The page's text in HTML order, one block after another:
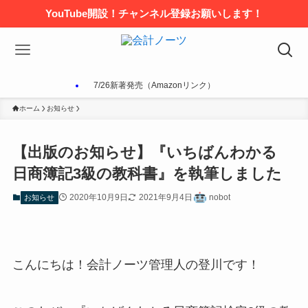
YouTube開設！チャンネル登録お願いします！
7/26新著発売（Amazonリンク）
ホーム お知らせ
【出版のお知らせ】『いちばんわかる
日商簿記3級の教科書』を執筆しました
お知らせ 2020年10月9日 2021年9月4日 nobot
こんにちは！会計ノーツ管理人の登川です！